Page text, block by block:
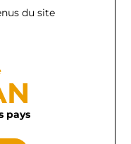
du site
pays